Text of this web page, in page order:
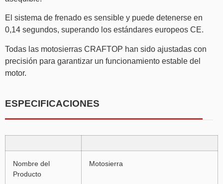
El sistema de frenado es sensible y puede detenerse en
0,14 segundos, superando los estándares europeos CE.
Todas las motosierras CRAFTOP han sido ajustadas con
precisión para garantizar un funcionamiento estable del
motor.
ESPECIFICACIONES
Nombre del
Producto
Motosierra